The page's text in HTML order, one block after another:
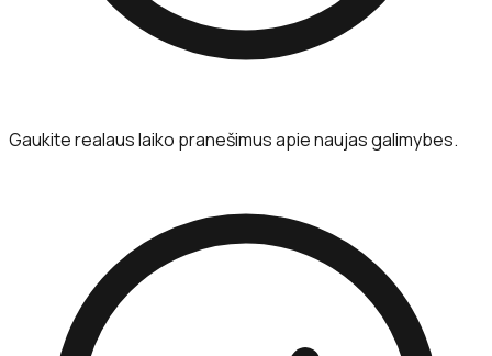
Gaukite realaus laiko pranešimus apie naujas galimybes.